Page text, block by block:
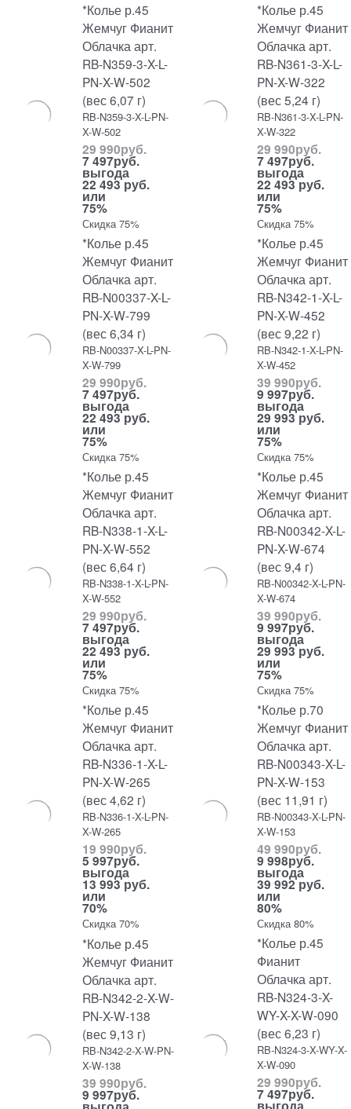
*Колье р.45
Жемчуг Фианит
Облачка арт.
RB-N359-3-X-L-
PN-X-W-502
(вес 6,07 г)
RB-N359-3-X-L-PN-
X-W-502
29 990руб.
7 497руб.
выгода
22 493 руб.
или
75%
Скидка 75%
*Колье р.45
Жемчуг Фианит
Облачка арт.
RB-N361-3-X-L-
PN-X-W-322
(вес 5,24 г)
RB-N361-3-X-L-PN-
X-W-322
29 990руб.
7 497руб.
выгода
22 493 руб.
или
75%
Скидка 75%
*Колье р.45
Жемчуг Фианит
Облачка арт.
RB-N00337-X-L-
PN-X-W-799
(вес 6,34 г)
RB-N00337-X-L-PN-
X-W-799
29 990руб.
7 497руб.
выгода
22 493 руб.
или
75%
Скидка 75%
*Колье р.45
Жемчуг Фианит
Облачка арт.
RB-N342-1-X-L-
PN-X-W-452
(вес 9,22 г)
RB-N342-1-X-L-PN-
X-W-452
39 990руб.
9 997руб.
выгода
29 993 руб.
или
75%
Скидка 75%
*Колье р.45
Жемчуг Фианит
Облачка арт.
RB-N338-1-X-L-
PN-X-W-552
(вес 6,64 г)
RB-N338-1-X-L-PN-
X-W-552
29 990руб.
7 497руб.
выгода
22 493 руб.
или
75%
Скидка 75%
*Колье р.45
Жемчуг Фианит
Облачка арт.
RB-N00342-X-L-
PN-X-W-674
(вес 9,4 г)
RB-N00342-X-L-PN-
X-W-674
39 990руб.
9 997руб.
выгода
29 993 руб.
или
75%
Скидка 75%
*Колье р.45
Жемчуг Фианит
Облачка арт.
RB-N336-1-X-L-
PN-X-W-265
(вес 4,62 г)
RB-N336-1-X-L-PN-
X-W-265
19 990руб.
5 997руб.
выгода
13 993 руб.
или
70%
Скидка 70%
*Колье р.70
Жемчуг Фианит
Облачка арт.
RB-N00343-X-L-
PN-X-W-153
(вес 11,91 г)
RB-N00343-X-L-PN-
X-W-153
49 990руб.
9 998руб.
выгода
39 992 руб.
или
80%
Скидка 80%
*Колье р.45
Жемчуг Фианит
Облачка арт.
RB-N342-2-X-W-
PN-X-W-138
(вес 9,13 г)
RB-N342-2-X-W-PN-
X-W-138
39 990руб.
9 997руб.
*Колье р.45
Фианит
Облачка арт.
RB-N324-3-X-
WY-X-X-W-090
(вес 6,23 г)
RB-N324-3-X-WY-X-
X-W-090
29 990руб.
7 497руб.